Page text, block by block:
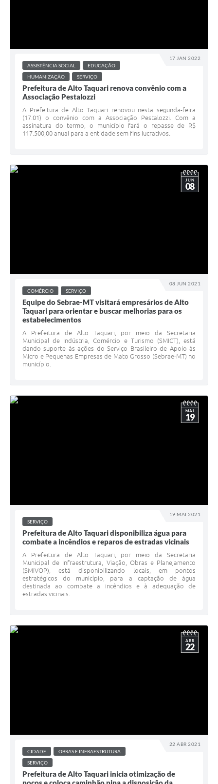
17 JAN 2022
ASSISTÊNCIA SOCIAL
EDUCAÇÃO
HUMANIZAÇÃO
SERVIÇO
Prefeitura de Alto Taquari renova convênio com a
Associação Pestalozzi
A Prefeitura de Alto Taquari renovou nesta segunda-feira
(17.01) o convênio com a Associação Pestalozzi. Com a
assinatura do termo, o município fará o repasse de R$
117.500,00 anual para a entidade sem fins lucrativos.
08 JUN 2021
JUN
08
COMÉRCIO SERVIÇO
Equipe do Sebrae-MT visitará empresários de Alto
Taquari para orientar e buscar melhorias para os
estabelecimentos
A Prefeitura de Alto Taquari, por meio da Secretaria
Municipal de Indústria, Comércio e Turismo (SMICT), está
dando suporte às ações do Serviço Brasileiro de Apoio às
Micro e Pequenas Empresas de Mato Grosso (Sebrae-MT) no
município.
19 MAI 2021
MAI
19
SERVIÇO
Prefeitura de Alto Taquari disponibiliza água para
combate a incêndios e reparos de estradas vicinais
A Prefeitura de Alto Taquari, por meio da Secretaria
Municipal de Infraestrutura, Viação, Obras e Planejamento
(SMIVOP), está disponibilizando locais, em pontos
estratégicos do município, para a captação de água
destinada ao combate a incêndios e à adequação de
estradas vicinais.
22 ABR 2021
ABR
22
CIDADE
OBRAS E INFRAESTRUTURA
SERVIÇO
Prefeitura de Alto Taquari inicia otimização de